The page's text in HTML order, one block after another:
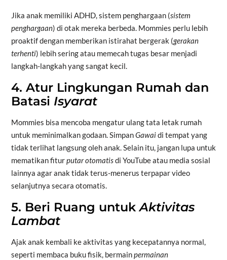
Jika anak memiliki ADHD, sistem penghargaan (sistem
penghargaan) di otak mereka berbeda. Mommies perlu lebih
proaktif dengan memberikan istirahat bergerak (gerakan
terhenti) lebih sering atau memecah tugas besar menjadi
langkah-langkah yang sangat kecil.
4. Atur Lingkungan Rumah dan
Batasi Isyarat
Mommies bisa mencoba mengatur ulang tata letak rumah
untuk meminimalkan godaan. SimpanGawaidi tempat yang
tidak terlihat langsung oleh anak. Selain itu, jangan lupa untuk
mematikan fiturputar otomatisdi YouTube atau media sosial
lainnya agar anak tidak terus-menerus terpapar video
selanjutnya secara otomatis.
5. Beri Ruang untukAktivitas
Lambat
Ajak anak kembali ke aktivitas yang kecepatannya normal,
seperti membaca buku fisik, bermainpermainan